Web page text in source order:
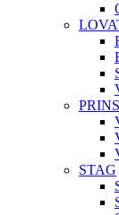
PRINS
STAG